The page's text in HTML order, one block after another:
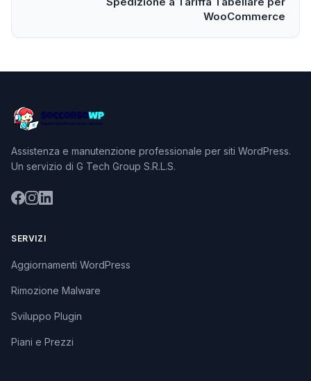
WooCommerce
Assistenza e manutenzione professionale per siti WordPress.
Un servizio di G Tech Group S.R.L.S.
SERVIZI
Aggiornamenti WordPress
Rimozione Malware
Sviluppo Plugin
Piani e Prezzi